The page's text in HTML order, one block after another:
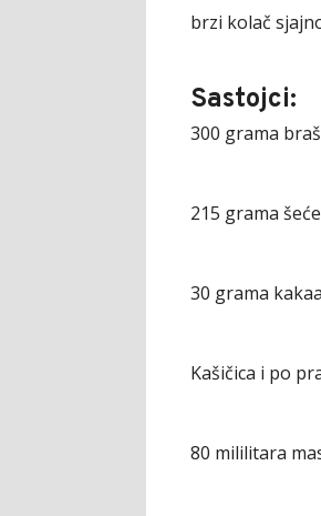
brzi kolač
Sastojci:
300 grama
215 grama
30 grama kakaa
Kašičica i po
80 mililitara